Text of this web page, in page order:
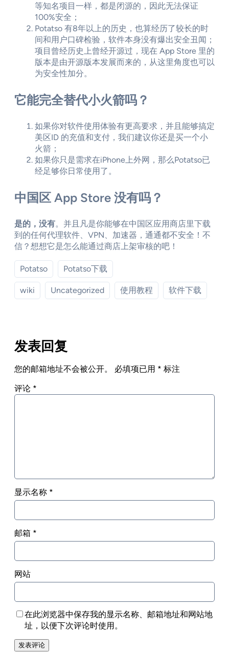
等知名项目一样，都是闭源的，因此无法保证
100%安全；
Potatso 有8年以上的历史，也算经历了较长的时
间和用户口碑检验，软件本身没有爆出安全丑闻；
项目曾经历史上曾经开源过，现在 App Store 里的
版本是由开源版本发展而来的，从这里角度也可以
为安全性加分。
它能完全替代小火箭吗？
如果你对软件使用体验有更高要求，并且能够搞定
美区ID 的充值和支付，我们建议你还是买一个小
火箭；
如果你只是需求在iPhone上外网，那么Potatso已
经足够你日常使用了。
中国区 App Store 没有吗？
是的，没有。并且凡是你能够在中国区应用商店里下载
到的任何代理软件、VPN、加速器，通通都不安全！不
信？想想它是怎么能通过商店上架审核的吧！
Potatso Potatso下载
wiki Uncategorized 使用教程 软件下载
发表回复
您的邮箱地址不会被公开。 必填项已用 * 标注
评论 *
显示名称 *
邮箱 *
网站
在此浏览器中保存我的显示名称、邮箱地址和网站地
址，以便下次评论时使用。